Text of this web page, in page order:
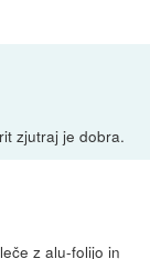
zjutraj je dobra.
z alu-folijo in